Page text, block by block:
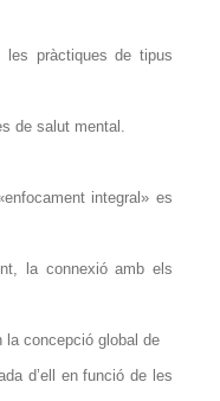
les pràctiques de tipus
de salut mental.
integral» es
la connexió amb els
la concepció global de
d’ell en funció de les